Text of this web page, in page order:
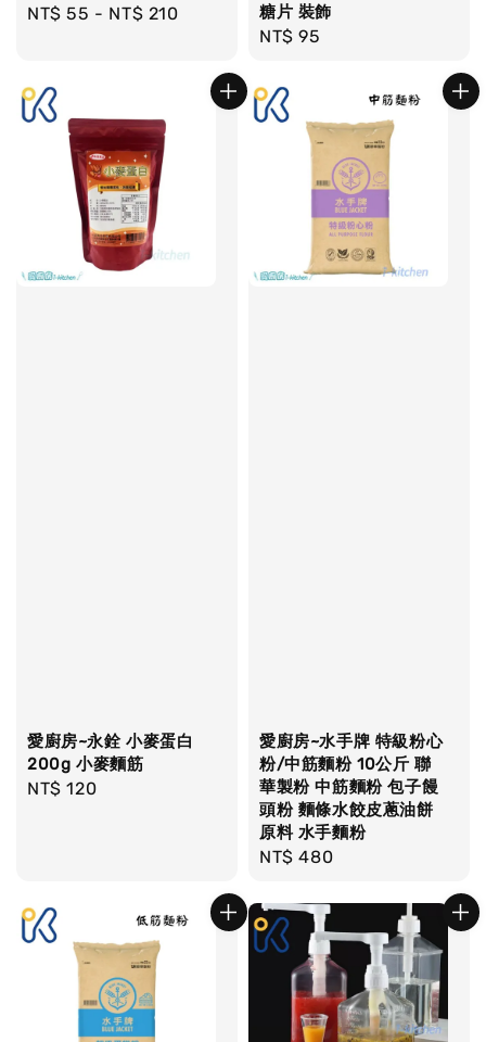
Regular
NT$ 55 - NT$ 210
糖片 裝飾
Regular
NT$ 95
愛廚房~永銓 小麥蛋白
200g 小麥麵筋
Regular
NT$ 120
愛廚房~水手牌 特級粉心
粉/中筋麵粉 10公斤 聯
華製粉 中筋麵粉 包子饅
頭粉 麵條水餃皮蔥油餅
原料 水手麵粉
Regular
NT$ 480